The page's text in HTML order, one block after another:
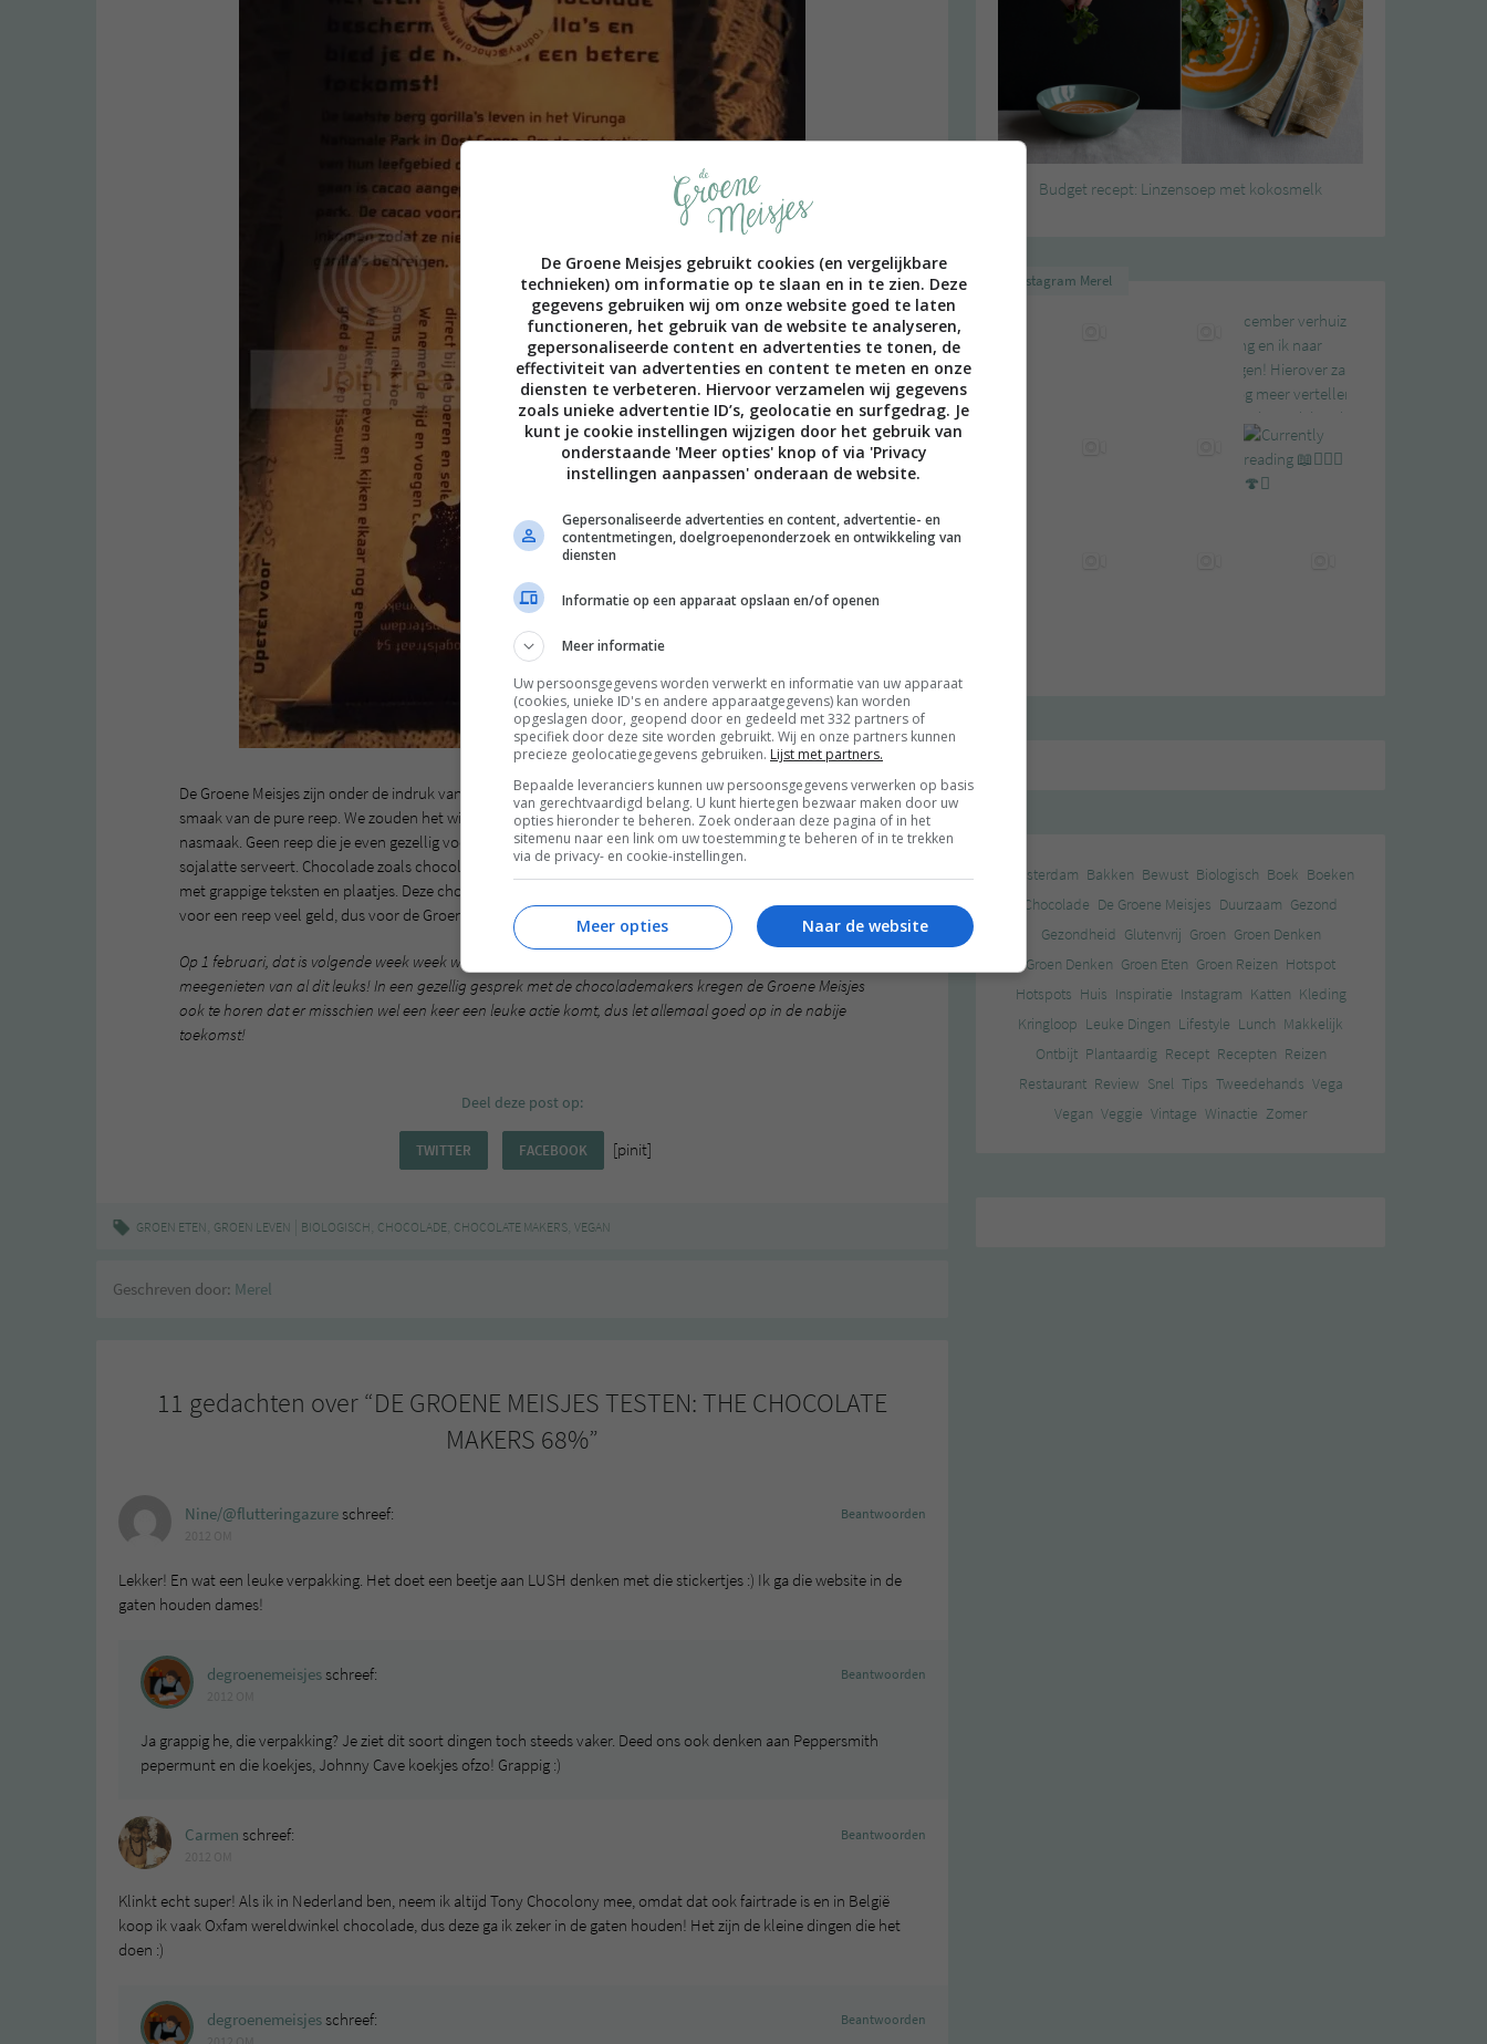
De Groene Meisjes zijn onder de indruk van de hele filosofie achter de chocolade, maar ook van de
smaak van de pure reep. We zouden het willen omschrijven als een ‘pittige’ chocolade met een sterke
nasmaak. Geen reep die je even gezellig voor de buis weg-eet. Meer een chocolade die je bij een heerlijke
sojalatte serveert. Chocolade zoals chocolade hoort te smaken, mmmmm dus! De verpakking is leuk,
met grappige teksten en plaatjes. Deze chocolade leent zich goed als cadeautje! Wel vinden we 3 euro
voor een reep veel geld, dus voor de Groene Meisjes is dit een ‘speciale gelegenheden chocolade.’
Op 1 februari, dat is volgende week week woensdag, wordt de website gelanceerd en dan kan iedereen
meegenieten van al dit leuks! In een gezellig gesprek met de chocolademakers kregen de Groene Meisjes
ook te horen dat er misschien wel een keer een leuke actie komt, dus let allemaal goed op in de nabije
toekomst!
Deel deze post op:
TWITTER FACEBOOK [pinit]
GROEN ETEN, GROEN LEVEN BIOLOGISCH, CHOCOLADE, CHOCOLATE MAKERS, VEGAN
Geschreven door: Merel
11 gedachten over “DE GROENE MEISJES TESTEN: THE CHOCOLATE
MAKERS 68%”
Nine/@flutteringazureschreef:
Lekker! En wat een leuke verpakking. Het doet een beetje aan LUSH denken met die stickertjes :) Ik ga die website in de
gaten houden dames!
Beantwoorden
degroenemeisjesschreef:
Ja grappig he, die verpakking? Je ziet dit soort dingen toch steeds vaker. Deed ons ook denken aan Peppersmith
pepermunt en die koekjes, Johnny Cave koekjes ofzo! Grappig :)
Beantwoorden
Carmen schreef:
Klinkt echt super! Als ik in Nederland ben, neem ik altijd Tony Chocolony mee, omdat dat ook fairtrade is en in België
koop ik vaak Oxfam wereldwinkel chocolade, dus deze ga ik zeker in de gaten houden! Het zijn de kleine dingen die het
doen :)
Beantwoorden
degroenemeisjesschreef: Beantwoorden
Budget recept: Linzensoep met kokosmelk
Instagram Merel
Amsterdam Bakken Bewust Biologisch Boek Boeken
Chocolade De Groene Meisjes Duurzaam Gezond
Gezondheid Glutenvrij Groen Groen Denken
Groen Denken Groen Eten Groen Reizen Hotspot
Hotspots Huis Inspiratie Instagram Katten Kleding
Kringloop Leuke Dingen Lifestyle Lunch Makkelijk
Ontbijt Plantaardig Recept Recepten Reizen
Restaurant Review Snel Tips Tweedehands Vega
Vegan Veggie Vintage Winactie Zomer
De Groene Meisjes gebruikt cookies (en vergelijkbare
technieken) om informatie op te slaan en in te zien. Deze
gegevens gebruiken wij om onze website goed te laten
functioneren, het gebruik van de website te analyseren,
gepersonaliseerde content en advertenties te tonen, de
effectiviteit van advertenties en content te meten en onze
diensten te verbeteren. Hiervoor verzamelen wij gegevens
zoals unieke advertentie ID’s, geolocatie en surfgedrag. Je
kunt je cookie instellingen wijzigen door het gebruik van
onderstaande 'Meer opties' knop of via 'Privacy
instellingen aanpassen' onderaan de website.
Gepersonaliseerde advertenties en content, advertentie- en
contentmetingen, doelgroepenonderzoek en ontwikkeling van
diensten
Informatie op een apparaat opslaan en/of openen
Meer informatie
Uw persoonsgegevens worden verwerkt en informatie van uw apparaat
(cookies, unieke ID's en andere apparaatgegevens) kan worden
opgeslagen door, geopend door en gedeeld met 332 partners of
specifiek door deze site worden gebruikt. Wij en onze partners kunnen
precieze geolocatiegegevens gebruiken. Lijst met partners.
Bepaalde leveranciers kunnen uw persoonsgegevens verwerken op basis
van gerechtvaardigd belang. U kunt hiertegen bezwaar maken door uw
opties hieronder te beheren. Zoek onderaan deze pagina of in het
sitemenu naar een link om uw toestemming te beheren of in te trekken
via de privacy- en cookie-instellingen.
Naar de website
Meer opties